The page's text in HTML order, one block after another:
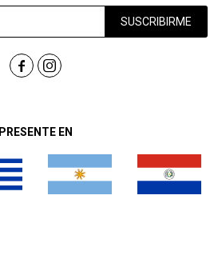
PRESENTE EN
SUSCRIBIRME
 